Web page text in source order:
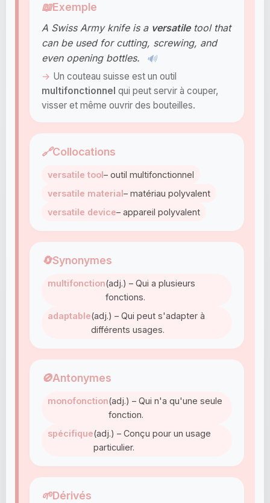
📖Exemple
A Swiss Army knife is a versatiletool that
can be used for cutting, screwing, and
even opening bottles.
🔊
Un couteau suisse est un outil
multifonctionnel qui peut servir à couper,
visser et même ouvrir des bouteilles.
🔗Collocations
versatile tool– outil multifonctionnel
versatile material– matériau polyvalent
versatile device– appareil polyvalent
🔄Synonymes
multifonction(adj.) – Qui a plusieurs
fonctions.
adaptable(adj.) – Qui peut s'adapter à
différents usages.
🚫Antonymes
monofonction(adj.) – Qui n'a qu'une seule
fonction.
spécifique(adj.) – Conçu pour un usage
particulier.
🌱Dérivés